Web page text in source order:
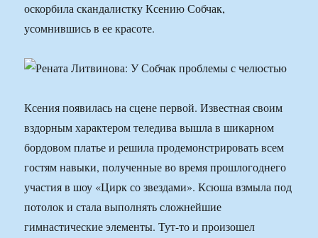
оскорбила скандалистку Ксению Собчак,
усомнившись в ее красоте.
Ксения появилась на сцене первой. Известная своим
вздорным характером теледива вышла в шикарном
бордовом платье и решила продемонстрировать всем
гостям навыки, полученные во время прошлогоднего
участия в шоу «Цирк со звездами». Ксюша взмыла под
потолок и стала выполнять сложнейшие
гимнастические элементы. Тут-то и произошел